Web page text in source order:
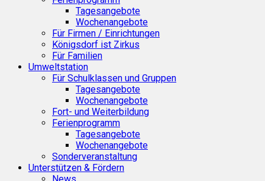
Tagesangebote
Wochenangebote
Für Firmen / Einrichtungen
Königsdorf ist Zirkus
Für Familien
Umweltstation
Für Schulklassen und Gruppen
Tagesangebote
Wochenangebote
Fort- und Weiterbildung
Ferienprogramm
Tagesangebote
Wochenangebote
Sonderveranstaltung
Unterstützen & Fördern